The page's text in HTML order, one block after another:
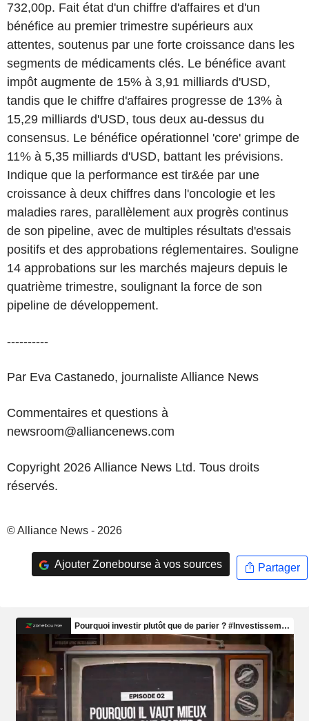
732,00p. Fait état d'un chiffre d'affaires et d'un
bénéfice au premier trimestre supérieurs aux
attentes, soutenus par une forte croissance dans les
segments de médicaments clés. Le bénéfice avant
impôt augmente de 15% à 3,91 milliards d'USD,
tandis que le chiffre d'affaires progresse de 13% à
15,29 milliards d'USD, tous deux au-dessus du
consensus. Le bénéfice opérationnel 'core' grimpe de
11% à 5,35 milliards d'USD, battant les prévisions.
Indique que la performance est tir&ée par une
croissance à deux chiffres dans l'oncologie et les
maladies rares, parallèlement aux progrès continus
de son pipeline, avec de multiples résultats d'essais
positifs et des approbations réglementaires. Souligne
14 approbations sur les marchés majeurs depuis le
quatrième trimestre, soulignant la force de son
pipeline de développement.
----------
Par Eva Castanedo, journaliste Alliance News
Commentaires et questions à
newsroom@alliancenews.com
Copyright 2026 Alliance News Ltd. Tous droits
réservés.
© Alliance News - 2026
Ajouter Zonebourse à vos sources Partager